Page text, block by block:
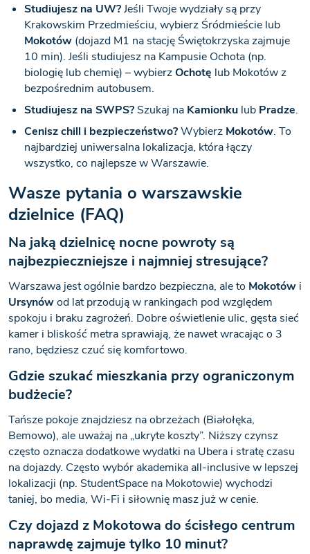
Studiujesz na UW?Jeśli Twoje wydziały są przy
Krakowskim Przedmieściu, wybierz Śródmieście lub
Mokotów (dojazd M1 na stację Świętokrzyska zajmuje
10 min). Jeśli studiujesz na Kampusie Ochota (np.
biologię lub chemię) – wybierzOchotę lub Mokotów z
bezpośrednim autobusem.
Studiujesz na SWPS? Szukaj na Kamionku lub Pradze.
Cenisz chill i bezpieczeństwo?Wybierz Mokotów. To
najbardziej uniwersalna lokalizacja, która łączy
wszystko, co najlepsze w Warszawie.
Wasze pytania o warszawskie
dzielnice (FAQ)
Na jaką dzielnicę nocne powroty są
najbezpieczniejsze i najmniej stresujące?
Warszawa jest ogólnie bardzo bezpieczna, ale to Mokotówi
Ursynówod lat przodują w rankingach pod względem
spokoju i braku zagrożeń. Dobre oświetlenie ulic, gęsta sieć
kamer i bliskość metra sprawiają, że nawet wracając o 3
rano, będziesz czuć się komfortowo.
Gdzie szukać mieszkania przy ograniczonym
budżecie?
Tańsze pokoje znajdziesz na obrzeżach (Białołęka,
Bemowo), ale uważaj na „ukryte koszty”. Niższy czynsz
często oznacza dodatkowe wydatki na Ubera i stratę czasu
na dojazdy. Często wybór akademika all-inclusive w lepszej
lokalizacji (np. StudentSpace na Mokotowie) wychodzi
taniej, bo media, Wi-Fi i siłownię masz już w cenie.
Czy dojazd z Mokotowa do ścisłego centrum
naprawdę zajmuje tylko 10 minut?